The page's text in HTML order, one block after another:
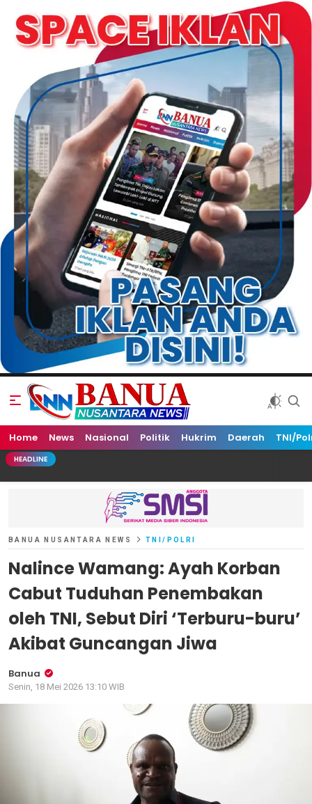
Banua Nusantara News
Home News Nasional Politik Hukrim Daerah TNI/
HEADLINE
BANUA NUSANTARA NEWS TNI/POLRI
Nalince Wamang: Ayah Korban
Cabut Tuduhan Penembakan
oleh TNI, Sebut Diri ‘Terburu-buru’
Akibat Guncangan Jiwa
Banua
Senin, 18 Mei 2026 13:10 WIB